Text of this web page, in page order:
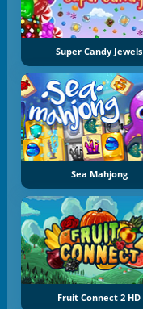
Super Candy Jewels
Sea Mahjong
Fruit Connect 2 HD